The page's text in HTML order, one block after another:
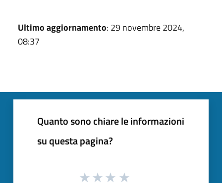
Ultimo aggiornamento: 29 novembre 2024,
08:37
Quanto sono chiare le informazioni
su questa pagina?